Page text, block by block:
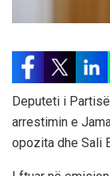
Deputeti i
arrestimin e
opozita dhe Sali